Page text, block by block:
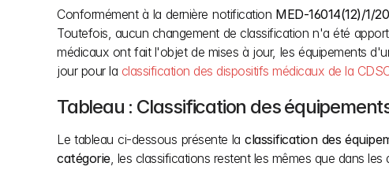
Conformément à la dernière notification MED-16014(12)/1/
Toutefois, aucun changement de classification n'a été
médicaux ont fait l'objet de mises à jour, les équipements
jour pour la classification des dispositifs médicaux de la
Tableau : Classification des
Le tableau ci-dessous présente la classification des
catégorie, les classifications restent les mêmes que dans